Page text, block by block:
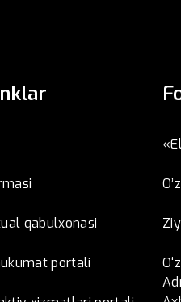
qabulxonasi
portali